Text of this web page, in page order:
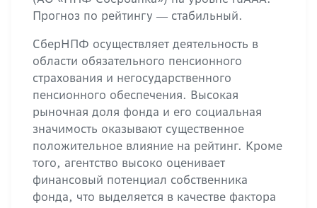
Прогноз по рейтингу ― стабильный.
СберНПФ осуществляет деятельность в
области обязательного пенсионного
страхования и негосударственного
пенсионного обеспечения. Высокая
рыночная доля фонда и его социальная
значимость оказывают существенное
положительное влияние на рейтинг. Кроме
того, агентство высоко оценивает
финансовый потенциал собственника
фонда, что выделяется в качестве фактора